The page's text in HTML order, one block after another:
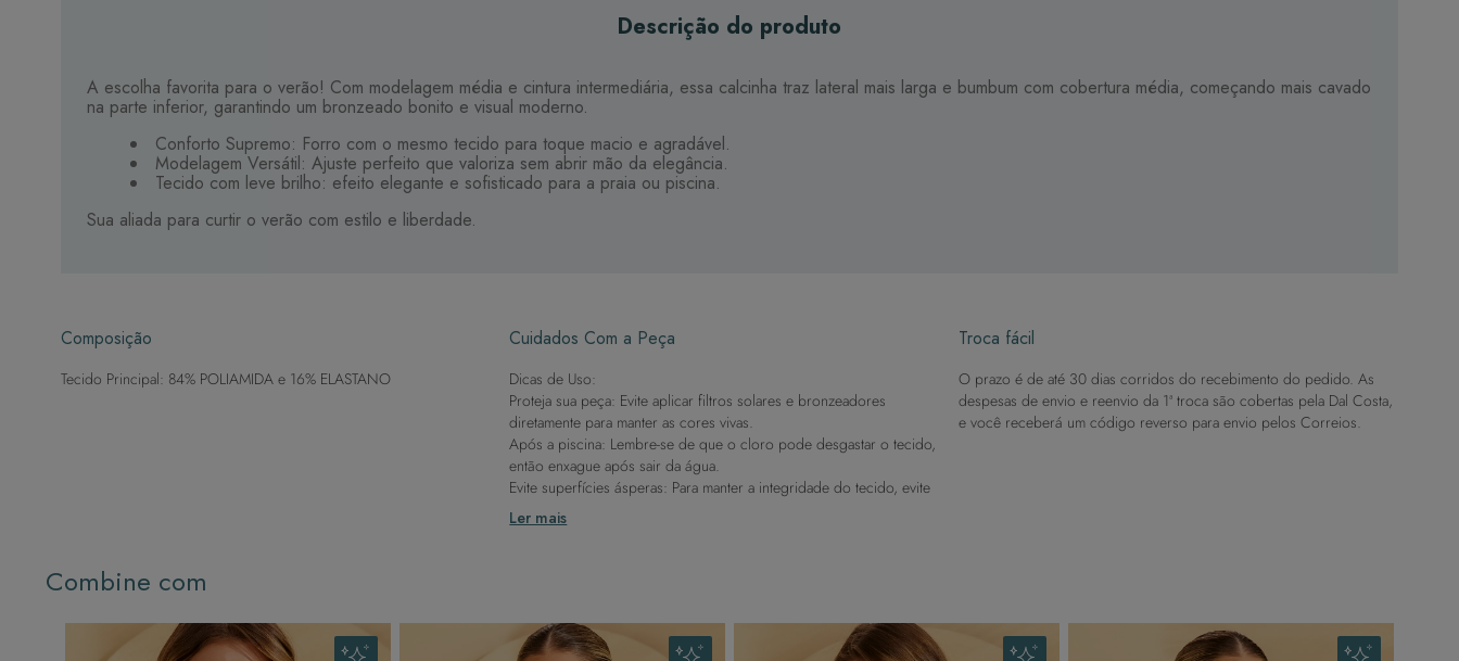
Descrição do produto
A escolha favorita para o verão! Com modelagem média e cintura intermediária, essa calcinha traz lateral mais larga e bumbum com cobertura média, começando mais cavado
na parte inferior, garantindo um bronzeado bonito e visual moderno.
Conforto Supremo: Forro com o mesmo tecido para toque macio e agradável.
Modelagem Versátil: Ajuste perfeito que valoriza sem abrir mão da elegância.
Tecido com leve brilho: efeito elegante e sofisticado para a praia ou piscina.
Sua aliada para curtir o verão com estilo e liberdade.
Composição
Tecido Principal: 84% POLIAMIDA e 16% ELASTANO
Cuidados Com a Peça
Dicas de Uso:
Proteja sua peça: Evite aplicar filtros solares e bronzeadores
diretamente para manter as cores vivas.
Após a piscina: Lembre-se de que o cloro pode desgastar o tecido,
então enxague após sair da água.
Evite superfícies ásperas: Para manter a integridade do tecido, evite
contato com superfícies rugosas.
máquina de lavar, sabão em pó, sabonete e alvejante.
Secagem ideal: Não deixe de molho nem guarde úmido. Seque à
Ler mais
Troca fácil
O prazo é de até 30 dias corridos do recebimento do pedido. As
despesas de envio e reenvio da 1ª troca são cobertas pela Dal Costa,
e você receberá um código reverso para envio pelos Correios.
Combine com